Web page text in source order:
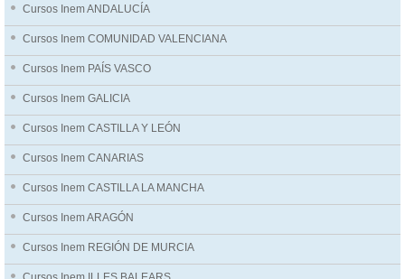
Cursos Inem ANDALUCÍA
Cursos Inem COMUNIDAD VALENCIANA
Cursos Inem PAÍS VASCO
Cursos Inem GALICIA
Cursos Inem CASTILLA Y LEÓN
Cursos Inem CANARIAS
Cursos Inem CASTILLA LA MANCHA
Cursos Inem ARAGÓN
Cursos Inem REGIÓN DE MURCIA